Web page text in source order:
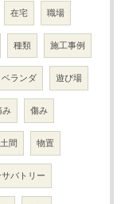
在宅 職場
種類 施工事例
ベランダ 遊び場
み 傷み
土間 物置
サバトリー